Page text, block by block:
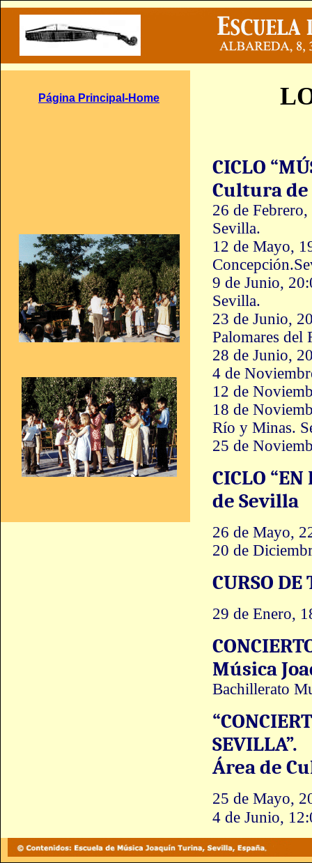
Página Principal-Home
CICLO
Cultura
26 de
Sevilla.
12 de Mayo,
Concepción.
9 de Junio,
Sevilla.
23 de Junio,
Palomares del
28 de Junio,
4 de
12 de
18 de
Río y Minas.
25 de
CICLO
de Sevilla
26 de Mayo,
20 de
CURSO DE
29 de Enero,
Música
Bachillerato
SEVILLA”.
Área de
25 de Mayo,
4 de Junio,